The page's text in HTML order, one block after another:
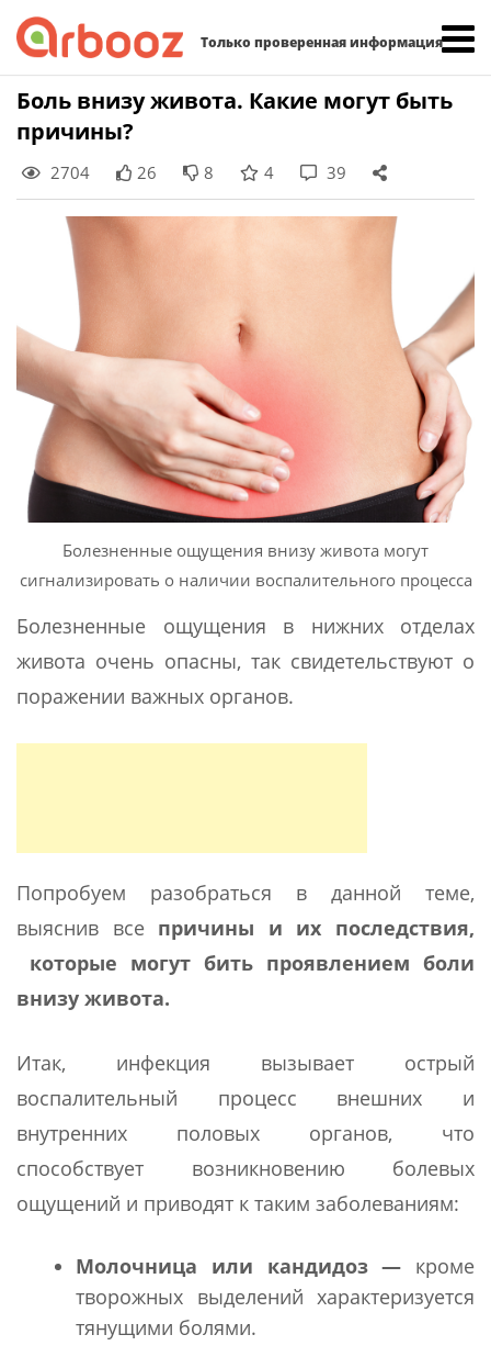
Только проверенная информация
Skip
content
Боль внизу живота. Какие могут быть
причины?
2704 26 8 4 39
Болезненные ощущения внизу живота могут
сигнализировать о наличии воспалительного процесса
Болезненные ощущения в нижних отделах
живота очень опасны, так свидетельствуют о
поражении важных органов.
Попробуем разобраться в данной теме,
выяснив все причины и их последствия,
которые могут бить проявлением боли
внизу живота.
Итак, инфекция вызывает острый
воспалительный процесс внешних и
внутренних половых органов, что
способствует возникновению болевых
ощущений и приводят к таким заболеваниям:
Молочница или кандидоз — кроме
творожных выделений характеризуется
тянущими болями.
Найти: